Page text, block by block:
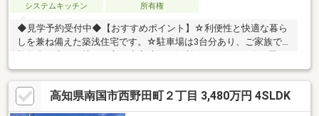
システムキッチン
所有権
◆見学予約受付中◆【おすすめポイント】☆利便性と快適な暮ら
しを兼ね備えた築浅住宅です。☆駐車場は3台分あり、ご家族で
停、JRが徒歩10圏内に揃い、通勤・通学やお出かけにも便利な立
地です。☆「後免野田小学校」まで徒歩5分。お子様の通学に無
理ない距離で安心です。☆スーパーやコンビニ、ドラッグストア
などの生活利便施設がも身近にあり、 毎日のお買い物も快適で
高知県南国市西野田町２丁目 3,480万円 4SLDK